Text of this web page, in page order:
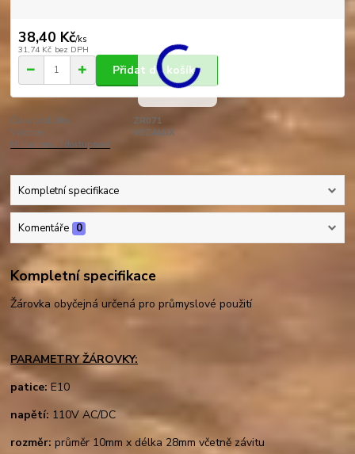
38,40 Kč/ks
31,74 Kč bez DPH
Přidat do košíku
Číslo produktu:
ZR071
Výrobce:
VEZALUX
Hlídat cenu / dostupnost
Kompletní specifikace
Komentáře 0
Kompletní specifikace
Žárovka obyčejná určená pro průmyslové použití
PARAMETRY ŽÁROVKY:
patice: E10
napětí: 110V AC/DC
rozměr: průměr 10mm x délka 28mm včetně závitu